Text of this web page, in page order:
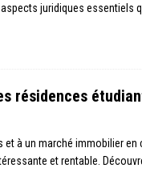
juridiques essentiels
résidences
à un marché immobilier
et rentable.